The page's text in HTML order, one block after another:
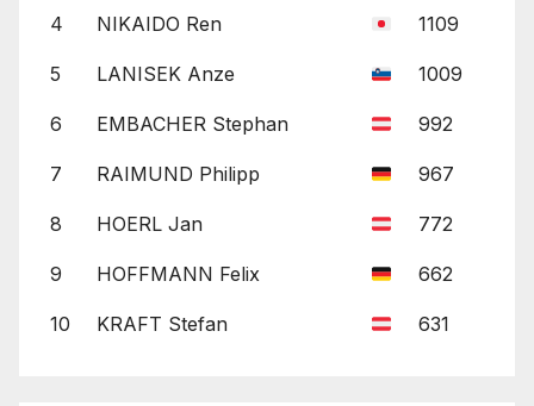
4 NIKAIDO Ren 1109
5 LANISEK Anze 1009
6 EMBACHER Stephan 992
7 RAIMUND Philipp 967
8 HOERL Jan 772
9 HOFFMANN Felix 662
10 KRAFT Stefan 631